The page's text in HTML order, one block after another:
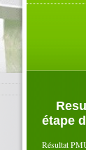
étape
Résultat